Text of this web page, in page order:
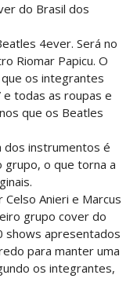
do Brasil dos
4ever. Será no
Riomar Papicu. O
os integrantes
e todas as roupas e
que os Beatles
dos instrumentos é
grupo, o que torna a
Anieri e Marcus
grupo cover do
shows apresentados
para manter uma
os integrantes,